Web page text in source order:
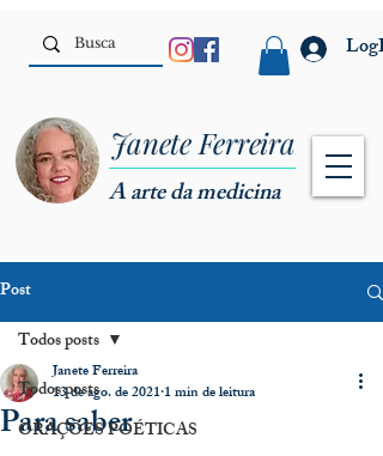
LogIn
A arte da medicina
Janete Ferreira
Post
Todos posts
ORAÇÕES POÉTICAS
Todos posts
Para saber
Janete Ferreira
13 de ago. de 20211 min de leitura